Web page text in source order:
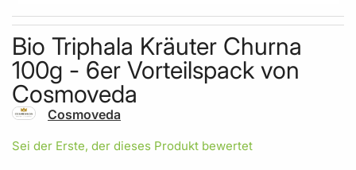
Skip to the beginning of the images gallery
Bio Triphala Kräuter Churna
100g - 6er Vorteilspack von
Cosmoveda
Cosmoveda
Sei der Erste, der dieses Produkt bewertet